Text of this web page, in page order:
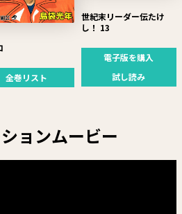
全巻リスト
世紀末リーダー伝たけ
し！ 13
電子版を購入
試し読み
ョンムービー